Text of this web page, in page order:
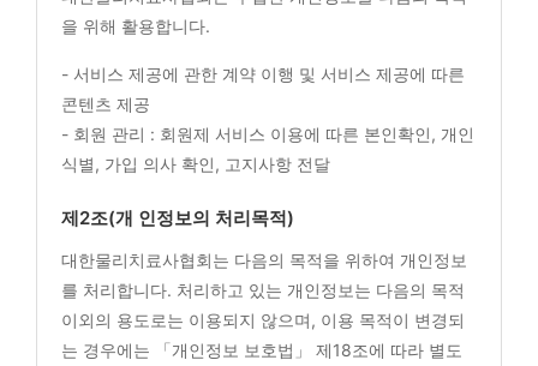
을 위해 활용합니다.
- 서비스 제공에 관한 계약 이행 및 서비스 제공에 따른
콘텐츠 제공
- 회원 관리 : 회원제 서비스 이용에 따른 본인확인, 개인
식별, 가입 의사 확인, 고지사항 전달
제2조(개 인정보의 처리목적)
대한물리치료사협회는 다음의 목적을 위하여 개인정보
를 처리합니다. 처리하고 있는 개인정보는 다음의 목적
이외의 용도로는 이용되지 않으며, 이용 목적이 변경되
는 경우에는 「개인정보 보호법」 제18조에 따라 별도